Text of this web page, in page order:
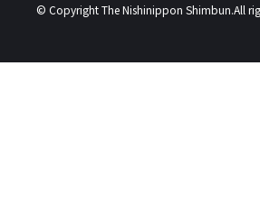
© Copyright The Nishinippon Shimbun.All